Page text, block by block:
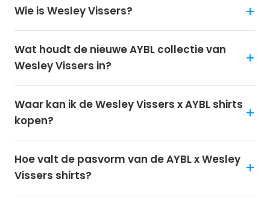
Wie is Wesley Vissers?
Wat houdt de nieuwe AYBL collectie van
Wesley Vissers in?
Waar kan ik de Wesley Vissers x AYBL shirts
kopen?
Hoe valt de pasvorm van de AYBL x Wesley
Vissers shirts?